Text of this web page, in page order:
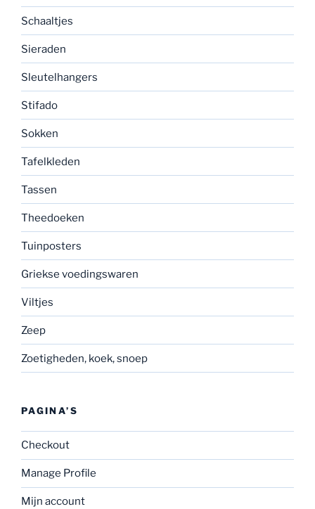
Schaaltjes
Sieraden
Sleutelhangers
Stifado
Sokken
Tafelkleden
Tassen
Theedoeken
Tuinposters
Griekse voedingswaren
Viltjes
Zeep
Zoetigheden, koek, snoep
PAGINA’S
Checkout
Manage Profile
Mijn account